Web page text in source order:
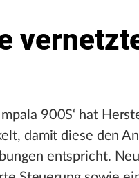
900S‘ hat
damit diese den
entspricht.